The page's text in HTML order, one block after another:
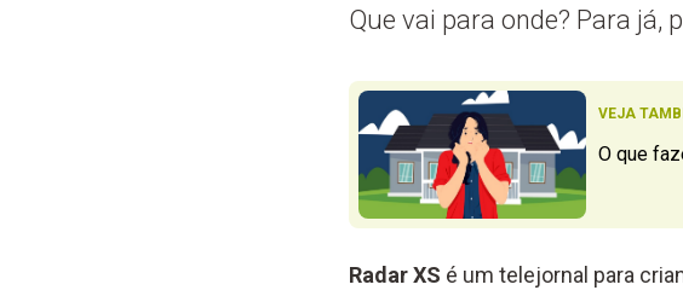
Que vai para onde? Para já,
VEJA
O que
Radar XS é um telejornal para